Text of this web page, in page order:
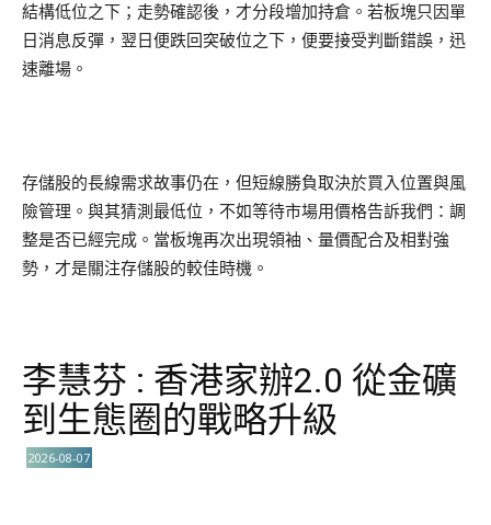
結構低位之下；走勢確認後，才分段增加持倉。若板塊只因單
日消息反彈，翌日便跌回突破位之下，便要接受判斷錯誤，迅
速離場。
存儲股的長線需求故事仍在，但短線勝負取決於買入位置與風
險管理。與其猜測最低位，不如等待市場用價格告訴我們：調
整是否已經完成。當板塊再次出現領袖、量價配合及相對強
勢，才是關注存儲股的較佳時機。
李慧芬 : 香港家辦2.0 從金礦
到生態圈的戰略升級
2026-08-07